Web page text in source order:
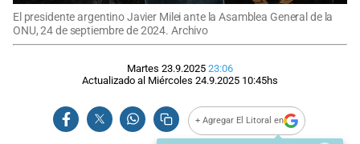
El presidente argentino Javier Milei ante la Asamblea General de la
ONU, 24 de septiembre de 2024. Archivo
Martes 23.9.2025 23:06
Actualizado al Miércoles 24.9.2025 10:45hs
+ Agregar El Litoral en